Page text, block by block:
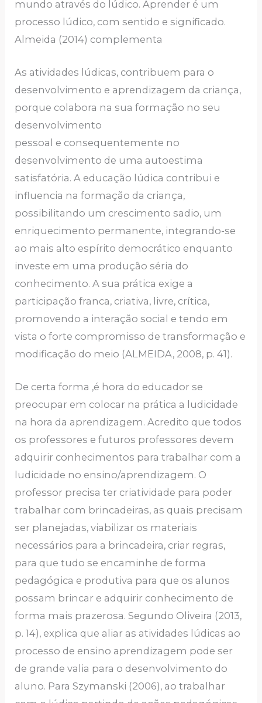
mundo através do lúdico. Aprender é um
processo lúdico, com sentido e significado.
Almeida (2014) complementa
As atividades lúdicas, contribuem para o
desenvolvimento e aprendizagem da criança,
porque colabora na sua formação no seu
desenvolvimento
pessoal e consequentemente no
desenvolvimento de uma autoestima
satisfatória. A educação lúdica contribui e
influencia na formação da criança,
possibilitando um crescimento sadio, um
enriquecimento permanente, integrando-se
ao mais alto espírito democrático enquanto
investe em uma produção séria do
conhecimento. A sua prática exige a
participação franca, criativa, livre, crítica,
promovendo a interação social e tendo em
vista o forte compromisso de transformação e
modificação do meio (ALMEIDA, 2008, p. 41).
De certa forma ,é hora do educador se
preocupar em colocar na prática a ludicidade
na hora da aprendizagem. Acredito que todos
os professores e futuros professores devem
adquirir conhecimentos para trabalhar com a
ludicidade no ensino/aprendizagem. O
professor precisa ter criatividade para poder
trabalhar com brincadeiras, as quais precisam
ser planejadas, viabilizar os materiais
necessários para a brincadeira, criar regras,
para que tudo se encaminhe de forma
pedagógica e produtiva para que os alunos
possam brincar e adquirir conhecimento de
forma mais prazerosa. Segundo Oliveira (2013,
p. 14), explica que aliar as atividades lúdicas ao
processo de ensino aprendizagem pode ser
de grande valia para o desenvolvimento do
aluno. Para Szymanski (2006), ao trabalhar